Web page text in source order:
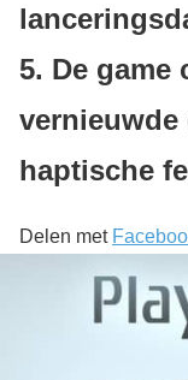
5. De game
haptische
Delen met